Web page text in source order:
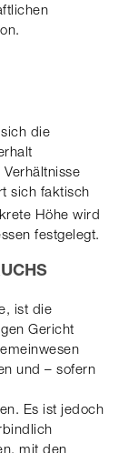
die
sich faktisch
Höhe wird
festgelegt.
ist die
Gericht
und – sofern
Es ist jedoch
mit den